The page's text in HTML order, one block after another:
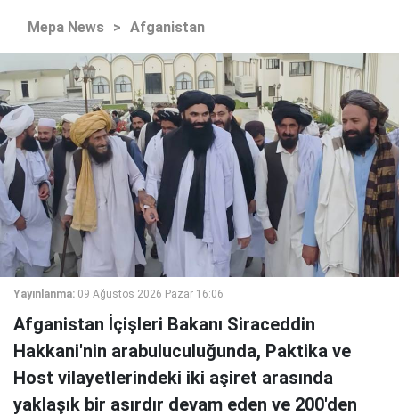
Mepa News > Afganistan
Yayınlanma: 09 Ağustos 2026 Pazar 16:06
Afganistan İçişleri Bakanı Siraceddin
Hakkani'nin arabuluculuğunda, Paktika ve
Host vilayetlerindeki iki aşiret arasında
yaklaşık bir asırdır devam eden ve 200'den